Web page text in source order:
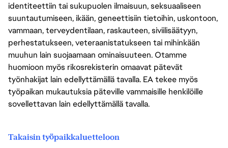
identiteettiin tai sukupuolen ilmaisuun, seksuaaliseen
suuntautumiseen, ikään, geneettisiin tietoihin, uskontoon,
vammaan, terveydentilaan, raskauteen, siviilisäätyyn,
perhestatukseen, veteraanistatukseen tai mihinkään
muuhun lain suojaamaan ominaisuuteen. Otamme
huomioon myös rikosrekisterin omaavat pätevät
työnhakijat lain edellyttämällä tavalla. EA tekee myös
työpaikan mukautuksia päteville vammaisille henkilöille
sovellettavan lain edellyttämällä tavalla.
Takaisin työpaikkaluetteloon